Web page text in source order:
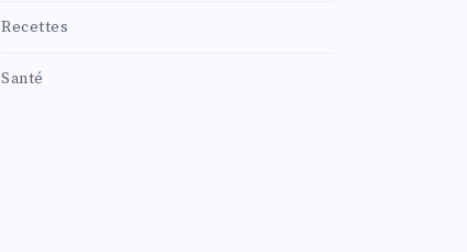
Recettes
Santé